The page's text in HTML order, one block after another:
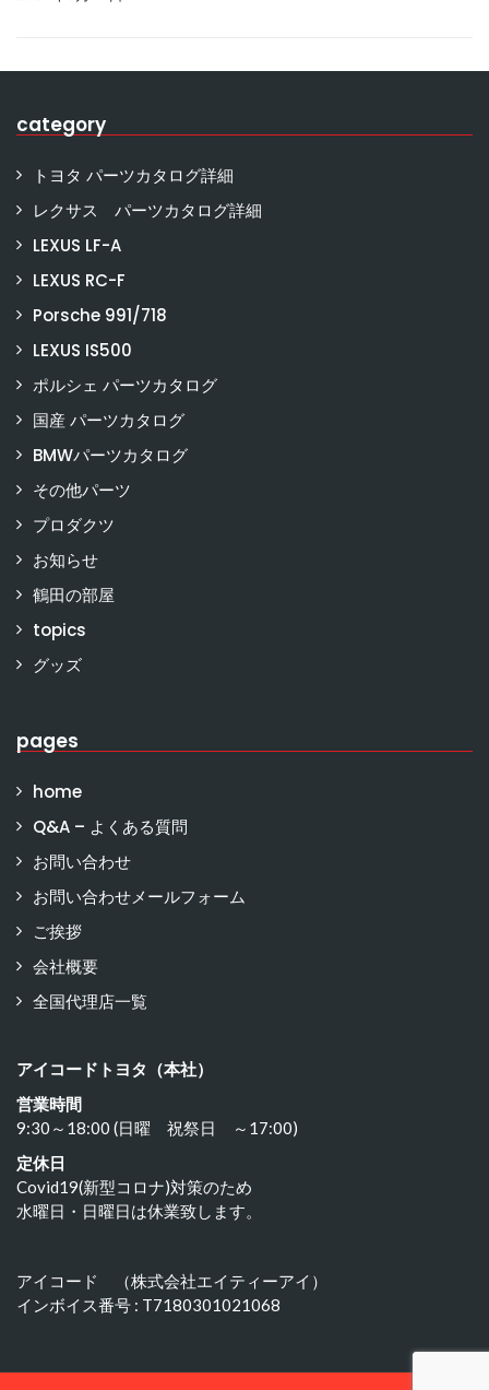
category
トヨタ パーツカタログ詳細
レクサス パーツカタログ詳細
LEXUS LF-A
LEXUS RC-F
Porsche 991/718
LEXUS IS500
ポルシェ パーツカタログ
国産 パーツカタログ
BMWパーツカタログ
その他パーツ
プロダクツ
お知らせ
鶴田の部屋
topics
グッズ
pages
home
Q&A – よくある質問
お問い合わせ
お問い合わせメールフォーム
ご挨拶
会社概要
全国代理店一覧
アイコードトヨタ（本社）
営業時間
9:30～18:00 (日曜 祝祭日 ～17:00)
定休日
Covid19(新型コロナ)対策のため
水曜日・日曜日は休業致します。
アイコード （株式会社エイティーアイ）
インボイス番号 : T7180301021068